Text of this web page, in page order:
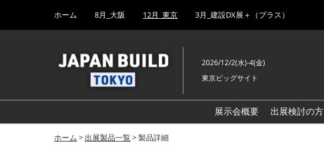
キ
し
to
ホーム 8月_大阪 12月_東京 3月_建設DX展＋（プラス）
2026/12/2(水)-4(金)
東京ビッグサイト
展示会概要 出展検討の方
ホーム >出展製品一覧 > 製品詳細